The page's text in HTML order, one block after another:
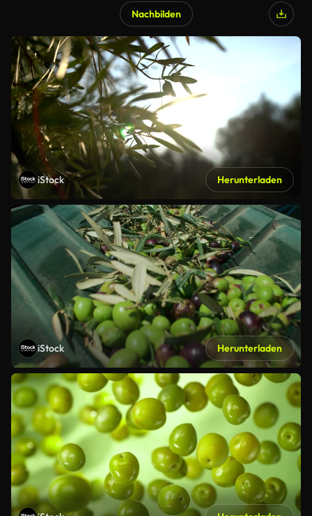
Nachbilden
iStock Herunterladen
iStock Herunterladen